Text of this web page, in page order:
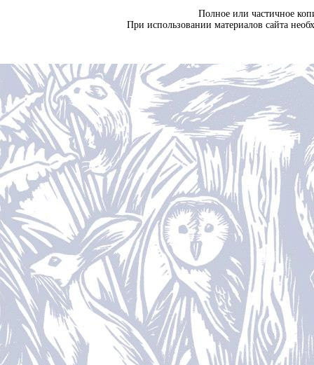
Полное или частичное
При использовании материалов сайта